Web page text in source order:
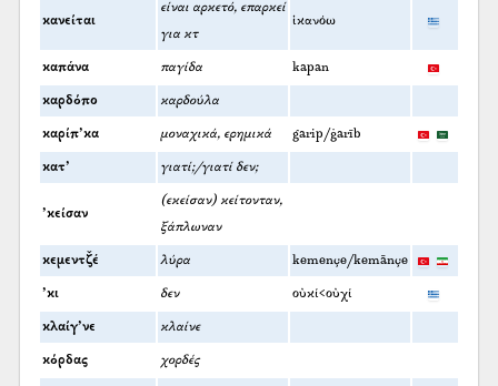
κανείται
είναι αρκετό, επαρκεί
για κτ
ἱκανόω
καπάνα παγίδα kapan
καρδόπο καρδούλα
καρίπ’κα μοναχικά, ερημικά garip/ġarīb
κατ’ γιατί;/γιατί δεν;
’κείσαν
(εκείσαν) κείτονταν,
ξάπλωναν
κεμεντζ̌έ λύρα kemençe/kemānçe
’κι δεν οὐκί<οὐχί
κλαίγ’νε κλαίνε
κόρδας χορδές